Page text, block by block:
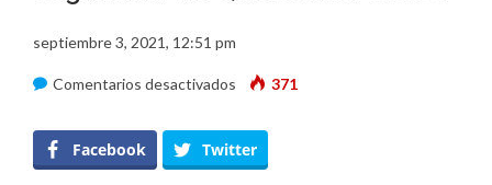
septiembre 3, 2021, 12:51 pm
Comentarios desactivados en
SSC
ha
371
Facebook Twitter